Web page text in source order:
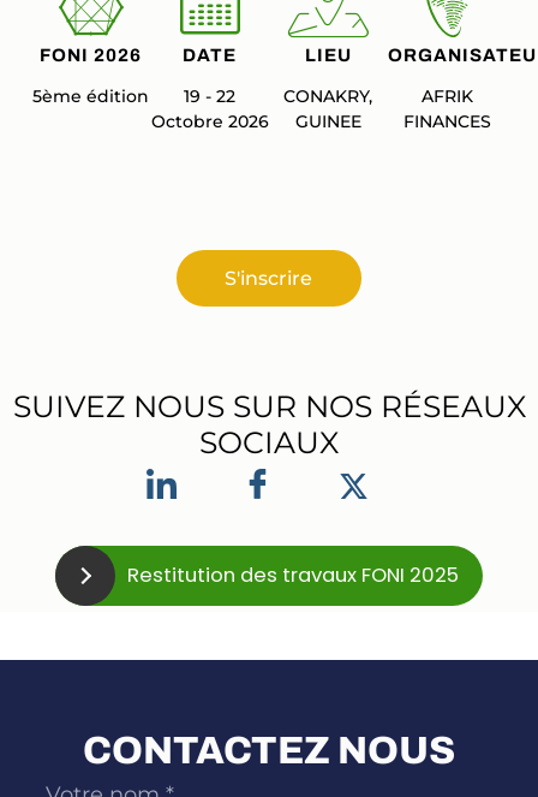
FONI 2026
5ème édition
DATE
19 - 22
Octobre 2026
LIEU
CONAKRY,
GUINEE
AFRIK
FINANCES
S'inscrire
SUIVEZ NOUS SUR NOS RÉSEAUX
SOCIAUX
Restitution des travaux FONI 2025
CONTACTEZ NOUS